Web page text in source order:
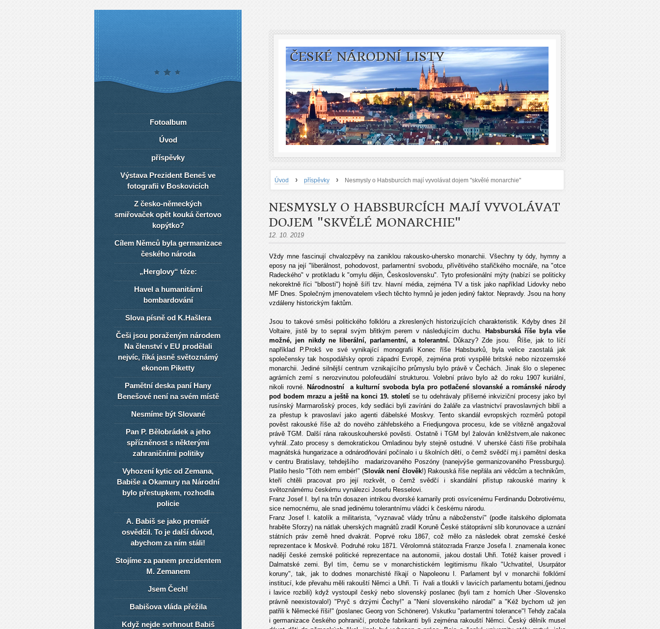
ČESKÉ NÁRODNÍ LISTY
Úvod › příspěvky › Nesmysly o Habsburcích mají vyvolávat dojem "skvělé monarchie"
NESMYSLY O HABSBURCÍCH MAJÍ VYVOLÁVAT
DOJEM "SKVĚLÉ MONARCHIE"
12. 10. 2019
Vždy mne fascinují chvalozpěvy na zaniklou rakousko-uhersko monarchii. Všechny ty ódy, hymny a
eposy na její "liberálnost, pohodovost, parlamentní svobodu, přívětivého stařičkého mocnáře, na "otce
Radeckého" v protikladu k "omylu dějin, Československu". Tyto profesionální mýty (nabízí se politicky
nekorektně říci "blbosti") hojně šíří tzv. hlavní média, zejména TV a tisk jako například Lidovky nebo
MF Dnes. Společným jmenovatelem všech těchto hymnů je jeden jediný faktor. Nepravdy. Jsou na hony
vzdáleny historickým faktům.
Jsou to takové směsi politického folklóru a zkreslených historizujících charakteristik. Kdyby dnes žil
Voltaire, jistě by to sepral svým břitkým perem v následujícím duchu.
Habsburská říše byla vše
možné, jen nikdy ne liberální, parlamentní, a tolerantní. Důkazy? Zde jsou. Říše, jak to líčí
například P.Prokš ve své vynikající monografii Konec říše Habsburků, byla velice zaostalá jak
společensky tak hospodářsky oproti západní Evropě, zejména proti vyspělé britské nebo nizozemské
monarchii. Jediné silnější centrum vznikajícího průmyslu bylo právě v Čechách. Jinak šlo o slepenec
agrárních zemí s nerozvinutou polofeudální strukturou. Volební právo bylo až do roku 1907 kuriální,
nikoli rovné. Národnostní a kulturní svoboda byla pro potlačené slovanské a románské národy
pod bodem mrazu a ještě na konci 19. století se tu odehrávaly příšerné inkviziční procesy jako byl
rusínský Marmarošský proces, kdy sedláci byli zavíráni do žaláře za vlastnictví pravoslavných biblí a
za přestup k pravoslaví jako agenti ďábelské Moskvy. Tento skandál evropských rozměrů potopil
pověst rakouské říše až do nového záhřebského a Friedjungova procesu, kde se vítězně angažoval
právě TGM. Další rána rakouskouherské pověsti. Ostatně i TGM byl žalován kněžstvem,ale nakonec
vyhrál..Zato procesy s demokratickou Omladinou byly stejně ostudné. V uherské části říše probíhala
magnátská hungarizace a odnárodňování počínalo i u školních dětí, o čemž svědčí mj.i pamětní deska
v centru Bratislavy, tehdejšího madarizovaného Poszóny (nanejvýše germanizovaného Pressburgu).
Platilo heslo "Tóth nem embér!" (Slovák není člověk!) Rakouská říše nepřála ani vědcům a technikům,
kteří chtěli pracovat pro její rozkvět, o čemž svědčí i skandální přístup rakouské mariny k
světoznámému českému vynálezci Josefu Resselovi.
Franz Josef I. byl na trůn dosazen intrikou dvorské kamarily proti osvícenému Ferdinandu Dobrotivému,
sice nemocnému, ale snad jedinému tolerantnímu vládci k českému národu.
Franz Josef I. katolík a militarista, "vyznavač vlády trůnu a náboženství" (podle italského diplomata
hraběte Sforzy) na nátlak uherských magnátů zradil Koruně České státoprávní slib korunovace a uznání
státních práv země hned dvakrát. Poprvé roku 1867, což mělo za následek obrat zemské české
reprezentace k Moskvě. Podruhé roku 1871. Věrolomná státozrada Franze Josefa I. znamenala konec
nadějí české zemské politické reprezentace na autonomii, jakou dostali Uhři. Totéž kaiser provedl i
Dalmatské zemi. Byl tím, čemu se v monarchistickém legitimismu říkalo "Uchvatitel, Usurpátor
koruny", tak, jak to dodnes monarchisté říkají o Napoleonu I. Parlament byl v monarchii folklórní
institucí, kde převahu měli rakouští Němci a Uhři. Ti řvali a tloukli v lavicích parlamentu botami,(jednou
i lavice rozbili) když vystoupil český nebo slovenský poslanec (byli tam z horních Uher -Slovensko
právně neexistovalo!) "Pryč s drzými Čechy!" a "Není slovenského národa!" a "Kéž bychom už jen
patřili k Německé říši!" (poslanec Georg von Schönerer). Vskutku "parlamentní tolerance"! Tehdy začala
i germanizace českého pohraničí, protože fabrikanti byli zejména rakouští Němci. Český dělník musel
Fotoalbum
Úvod
příspěvky
Výstava Prezident Beneš ve
fotografii v Boskovicích
Z česko-německých
smiřovaček opět kouká čertovo
kopýtko?
Cílem Němců byla germanizace
českého národa
„Herglovy“ téze:
Havel a humanitární
bombardování
Slova písně od K.Hašlera
Češi jsou poraženým národem
Na členství v EU prodělali
nejvíc, říká jasně světoznámý
ekonom Piketty
Pamětní deska paní Hany
Benešové není na svém místě
Nesmíme být Slované
Pan P. Bělobrádek a jeho
spřízněnost s některými
zahraničními politiky
Vyhození kytic od Zemana,
Babiše a Okamury na Národní
bylo přestupkem, rozhodla
policie
A. Babiš se jako premiér
osvědčil. To je další důvod,
abychom za ním stáli!
Stojíme za panem prezidentem
M. Zemanem
Jsem Čech!
Babišova vláda přežila
Když nejde svrhnout Babiš